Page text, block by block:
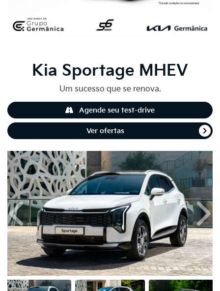
Kia Sportage MHEV
Um sucesso que se renova.
Agende seu test-drive
Ver ofertas
Anterior